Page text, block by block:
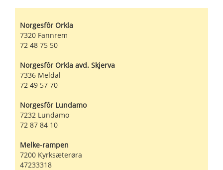
Norgesfôr Orkla
7320 Fannrem
72 48 75 50
Norgesfôr Orkla avd. Skjerva
7336 Meldal
72 49 57 70
Norgesfôr Lundamo
7232 Lundamo
72 87 84 10
Melke-rampen
7200 Kyrksæterøra
47233318